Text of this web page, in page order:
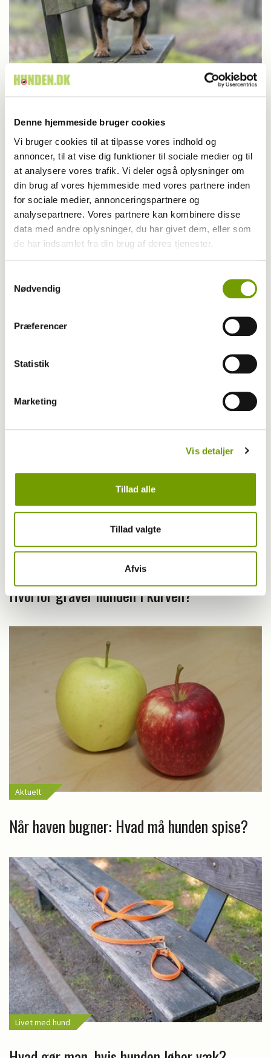
Denne hjemmeside bruger cookies
Vi bruger cookies til at tilpasse vores indhold og
annoncer, til at vise dig funktioner til sociale medier og til
at analysere vores trafik. Vi deler også oplysninger om
din brug af vores hjemmeside med vores partnere inden
for sociale medier, annonceringspartnere og
analysepartnere. Vores partnere kan kombinere disse
data med andre oplysninger, du har givet dem, eller som
de har indsamlet fra din brug af deres tjenester.
Nødvendig
Præferencer
Statistik
Marketing
Vis detaljer
Tillad alle
Tillad valgte
Afvis
Britisk racedebat handler ikke om nyt
forbud
Aktuelt
Farvel til verdens ældste hund
Hvorfor graver hunden i kurven?
Aktuelt
Når haven bugner: Hvad må hunden spise?
Livet med hund